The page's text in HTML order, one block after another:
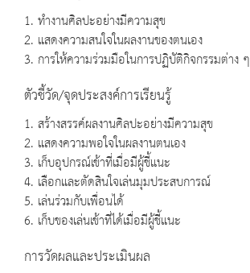
1. ทำงานศิลปะอย่างมีความสุข
2. แสดงความสนใจในผลงานของตนเอง
3. การให้ความร่วมมือในการปฏิบัติกิจกรรมต่าง ๆ
ตัวชี้วัด/จุดประสงค์การเรียนรู้
1. สร้างสรรค์ผลงานศิลปะอย่างมีความสุข
2. แสดงความพอใจในผลงานตนเอง
3. เก็บอุปกรณ์เข้าที่เมื่อมีผู้ชี้แนะ
4. เลือกและตัดสินใจเล่นมุมประสบการณ์
5. เล่นร่วมกับเพื่อนได้
6. เก็บของเล่นเข้าที่ได้เมื่อมีผู้ชี้แนะ
การวัดผลและประเมินผล